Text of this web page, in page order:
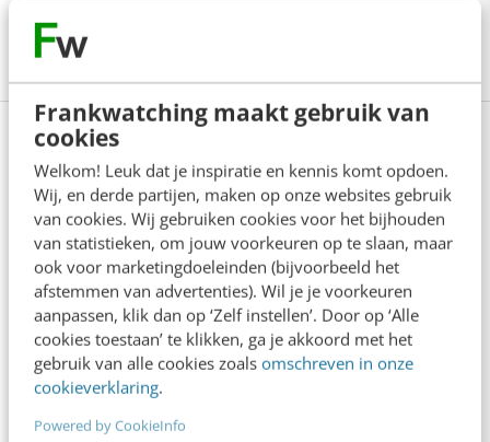
Frankwatching maakt gebruik van
cookies
Welkom! Leuk dat je inspiratie en kennis komt opdoen.
Wij, en derde partijen, maken op onze websites gebruik
van cookies. Wij gebruiken cookies voor het bijhouden
van statistieken, om jouw voorkeuren op te slaan, maar
ook voor marketingdoeleinden (bijvoorbeeld het
afstemmen van advertenties). Wil je je voorkeuren
aanpassen, klik dan op ‘Zelf instellen’. Door op ‘Alle
cookies toestaan’ te klikken, ga je akkoord met het
gebruik van alle cookies zoals omschreven in onze
cookieverklaring.
Powered by CookieInfo
de details van de training
Anderen lezen ook
Zo bouw je een AI die het niet met je eens is
[stappenplan]
6 min ·Kim Pot
Denk je dat je positionering helder is? Doe
de managementtest
4 min·Richard Poolman